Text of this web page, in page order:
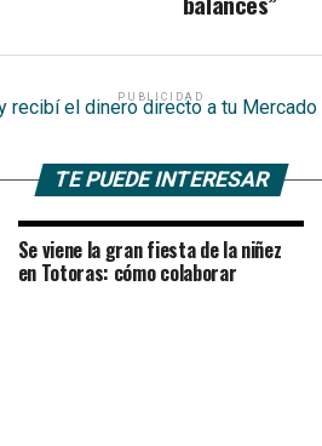
PUBLICIDAD
TE PUEDE INTERESAR
Se viene la gran fiesta de la niñez
en Totoras: cómo colaborar